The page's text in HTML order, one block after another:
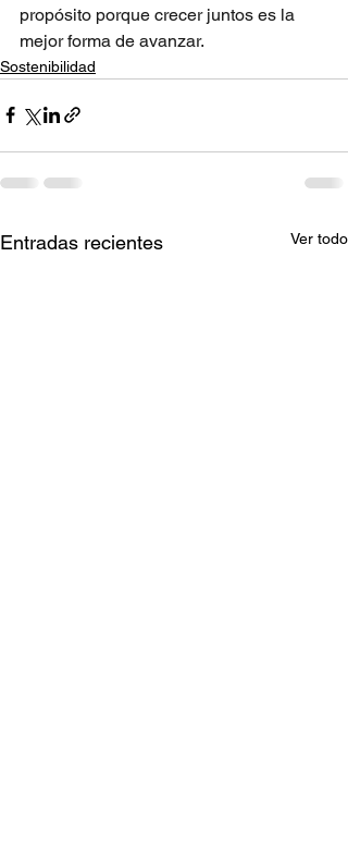
propósito porque crecer juntos es la
mejor forma de avanzar.
Sostenibilidad
Entradas recientes Ver todo